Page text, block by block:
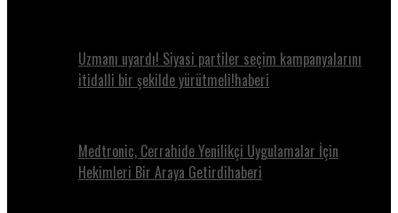
Uzmanı uyardı! Siyasi partiler seçim kampanyalarını
itidalli bir şekilde yürütmeli!haberi
Medtronic, Cerrahide Yenilikçi Uygulamalar İçin
Hekimleri Bir Araya Getirdihaberi